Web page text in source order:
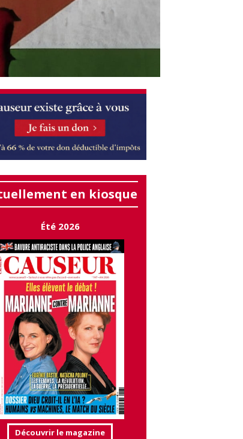
en kiosque
Été 2026
Découvrir le magazine